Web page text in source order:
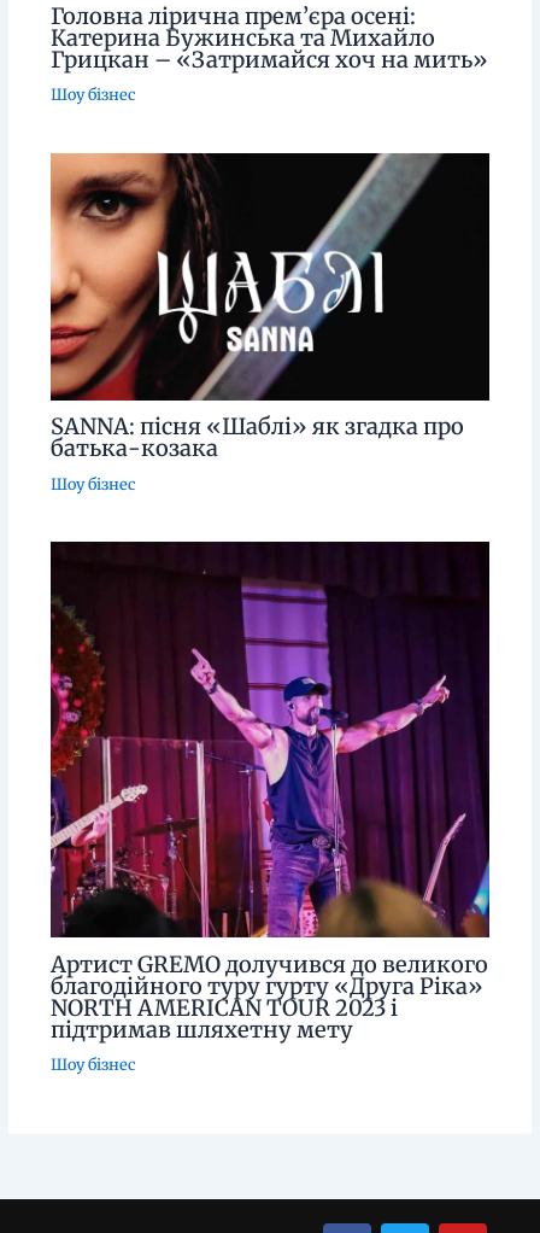
Головна лірична прем’єра осені:
Катерина Бужинська та Михайло
Грицкан – «Затримайся хоч на мить»
Шоу бізнес
SANNA: пісня «Шаблі» як згадка про
батька-козака
Шоу бізнес
Артист GREMO долучився до великого
благодійного туру гурту «Друга Ріка»
NORTH AMERICAN TOUR 2023 і
підтримав шляхетну мету
Шоу бізнес